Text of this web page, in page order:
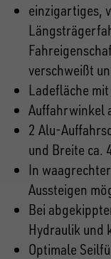
einzigartiges,
verschweißt
Ladefläche
Auffahrwinkel
2 Alu-
und Breite ca.
In
Aussteigen
Bei
Hydraulik und
Optimale